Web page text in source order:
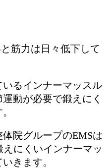
筋力は日々低下して
るインナーマッスル
動が必要で鍛えにく
院グループのEMSは
にくいインナーマッ
きます。